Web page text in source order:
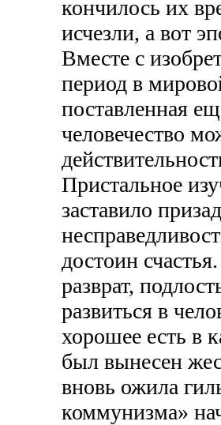
кончилось их
исчезли, а вот
Вместе с
период в
поставленная
человечество
Пристальное
заставило
достоин
разврат,
развиться в
хорошее есть в
был вынесен
вновь ожила
коммунизма»